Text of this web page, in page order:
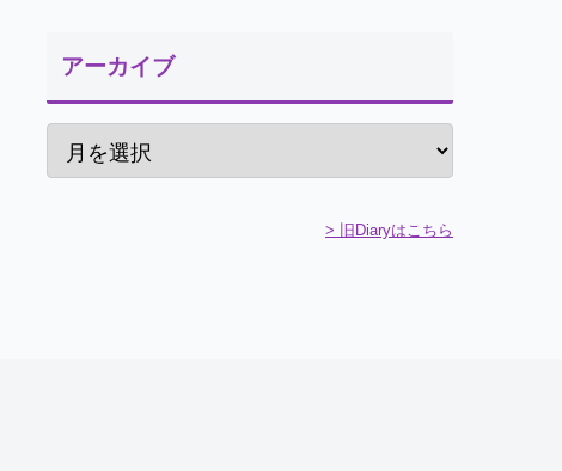
アーカイブ
> 旧Diaryはこちら